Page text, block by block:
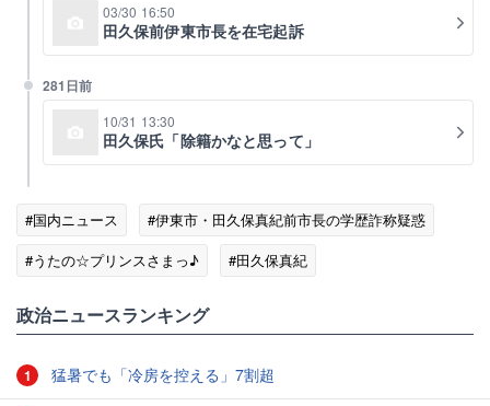
03/30 16:50
田久保前伊東市長を在宅起訴
281日前
10/31 13:30
田久保氏「除籍かなと思って」
#国内ニュース
#伊東市・田久保真紀前市長の学歴詐称疑惑
#うたの☆プリンスさまっ♪
#田久保真紀
政治ニュースランキング
1 猛暑でも「冷房を控える」7割超